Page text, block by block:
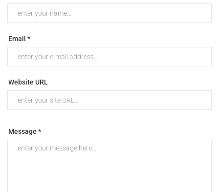
Email *
Website URL
Message *